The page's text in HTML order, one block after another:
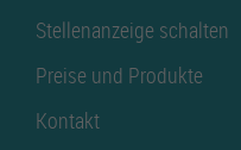
Stellenanzeige schalten
Preise und Produkte
Kontakt